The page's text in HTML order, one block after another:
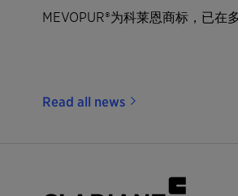
MEVOPUR®为科莱恩商标，已在
Read all news